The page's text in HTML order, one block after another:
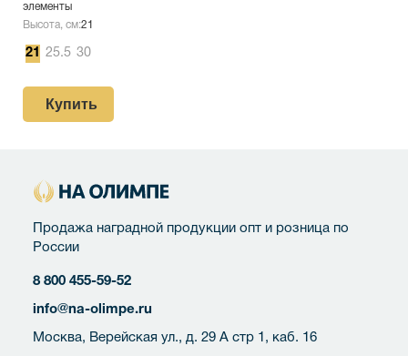
элементы
Высота, см:21
21 25.5 30
Купить
Продажа наградной продукции опт и розница по
России
8 800 455-59-52
info@na-olimpe.ru
Москва, Верейская ул., д. 29 А стр 1, каб. 16